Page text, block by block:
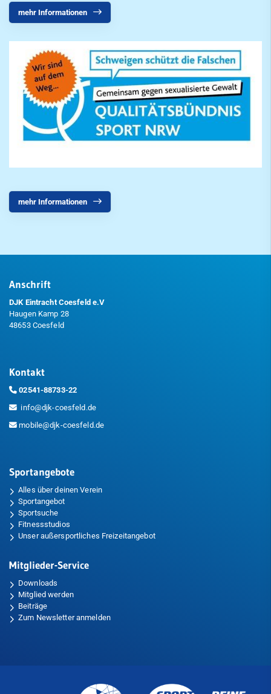
mehr Informationen
mehr Informationen
Anschrift
DJK Eintracht Coesfeld e.V
Haugen Kamp 28
48653 Coesfeld
Kontakt
02541-88733-22
info@djk-coesfeld.de
mobile@djk-coesfeld.de
Sportangebote
Alles über deinen Verein
Sportangebot
Sportsuche
Fitnessstudios
Unser außersportliches Freizeitangebot
Mitglieder-Service
Downloads
Mitglied werden
Beiträge
Zum Newsletter anmelden